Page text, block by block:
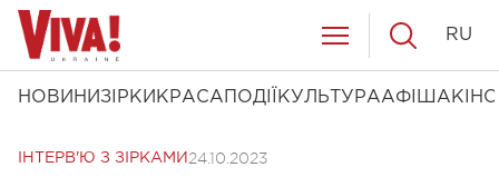
НОВИНИ ЗІРКИ КРАСА ПОДІЇ КУЛЬТУРААФІША КІНО
RU
ІНТЕРВ'Ю З ЗІРКАМИ 24.10.2023